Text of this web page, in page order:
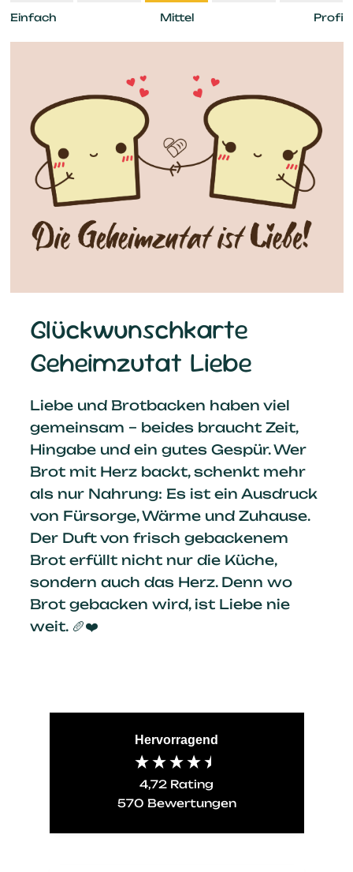
Einfach Mittel Profi
Glückwunschkarte
Geheimzutat Liebe
Liebe und Brotbacken haben viel
gemeinsam – beides braucht Zeit,
Hingabe und ein gutes Gespür. Wer
Brot mit Herz backt, schenkt mehr
als nur Nahrung: Es ist ein Ausdruck
von Fürsorge, Wärme und Zuhause.
Der Duft von frisch gebackenem
Brot erfüllt nicht nur die Küche,
sondern auch das Herz. Denn wo
Brot gebacken wird, ist Liebe nie
weit. 🥖❤️
Hervorragend
4,72 Rating
570 Bewertungen